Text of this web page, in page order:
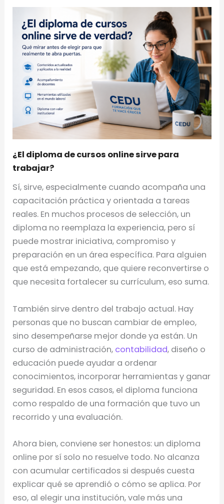
¿El diploma de cursos online sirve para
trabajar?
Sí, sirve, especialmente cuando acompaña una
capacitación práctica y orientada a tareas
reales. En muchos procesos de selección, un
diploma no reemplaza la experiencia, pero sí
puede mostrar iniciativa, compromiso y
preparación en un área específica. Para alguien
que está empezando, que quiere reconvertirse o
que necesita fortalecer su currículum, eso suma.
También sirve dentro del trabajo actual. Hay
personas que no buscan cambiar de empleo,
sino desempeñarse mejor donde ya están. Un
curso de administración, contabilidad, diseño o
educación puede ayudar a ordenar
conocimientos, incorporar herramientas y ganar
seguridad. En esos casos, el diploma funciona
como respaldo de una formación que tuvo un
recorrido y una evaluación.
Ahora bien, conviene ser honestos: un diploma
online por sí solo no resuelve todo. No alcanza
con acumular certificados si después cuesta
explicar qué se aprendió o cómo se aplica. Por
eso, al elegir una institución, vale más una